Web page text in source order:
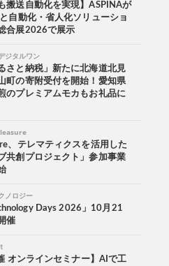
搬送自動化を実現】ASPINAが
自動化・省人化ソリューショ
合展2026で展示
ジタルワン
さと納税」新たに北海道北見
町の寄附受付を開始！愛知県
のプレミアムモカもお礼品に
、テレマティクスを活用した
共創プロジェクト」参加事業
ノロジー
Days 2026」10月21
催
オンラインセミナー】AIで工